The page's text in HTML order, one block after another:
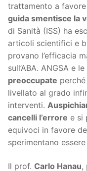
trattamento a
guida smentisce la
di Sanità (ISS) ha
articoli scientifici e
provano l’efficacia
sull’ABA. ANGSA e
preoccupate
livellato al grado
interventi.
cancelli l’errore e si
equivoci in favore
sperimentano
Il prof. Carlo Hanau,